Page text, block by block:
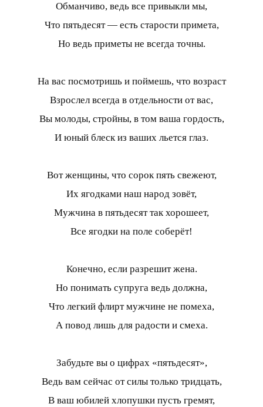
Обманчиво, ведь все привыкли мы,
Что пятьдесят — есть старости примета,
Но ведь приметы не всегда точны.
На вас посмотришь и поймешь, что возраст
Взрослел всегда в отдельности от вас,
Вы молоды, стройны, в том ваша гордость,
И юный блеск из ваших льется глаз.
Вот женщины, что сорок пять свежеют,
Их ягодками наш народ зовёт,
Мужчина в пятьдесят так хорошеет,
Все ягодки на поле соберёт!
Конечно, если разрешит жена.
Но понимать супруга ведь должна,
Что легкий флирт мужчине не помеха,
А повод лишь для радости и смеха.
Забудьте вы о цифрах «пятьдесят»,
Ведь вам сейчас от силы только тридцать,
В ваш юбилей хлопушки пусть гремят,